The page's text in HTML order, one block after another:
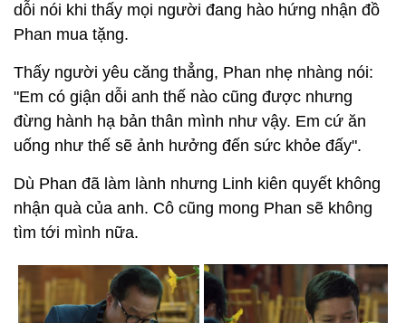
dỗi nói khi thấy mọi người đang hào hứng nhận đồ
Phan mua tặng.
Thấy người yêu căng thẳng, Phan nhẹ nhàng nói:
"Em có giận dỗi anh thế nào cũng được nhưng
đừng hành hạ bản thân mình như vậy. Em cứ ăn
uống như thế sẽ ảnh hưởng đến sức khỏe đấy".
Dù Phan đã làm lành nhưng Linh kiên quyết không
nhận quà của anh. Cô cũng mong Phan sẽ không
tìm tới mình nữa.